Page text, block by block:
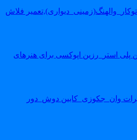
فلاش
استر_رزین اپوکسی برای هنرهای
وان_جکوزی_کابین دوش_دور